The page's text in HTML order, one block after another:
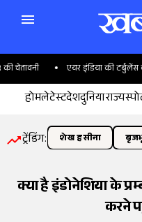
एयर इंडिया की टर्बुलेंस
होमलेटेस्टदेशदुनियाराज्य
ट्रेंडिंग: शेख हसीना
क्या है इंडोनेशिया के
करने